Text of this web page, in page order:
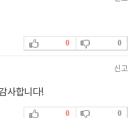
0 0
신고
사합니다!
0 0